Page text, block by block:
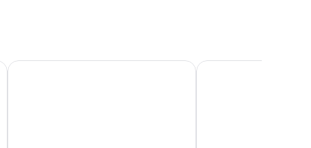
Club Sema Suite Hotel Otel Dost